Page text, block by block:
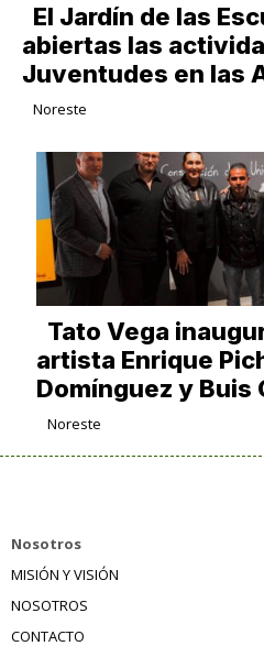
El Jardín de las
abiertas las
Juventudes en las
Noreste
Tato Vega
artista Enrique
Domínguez y Buis
Noreste
Nosotros
MISIÓN Y VISIÓN
NOSOTROS
CONTACTO